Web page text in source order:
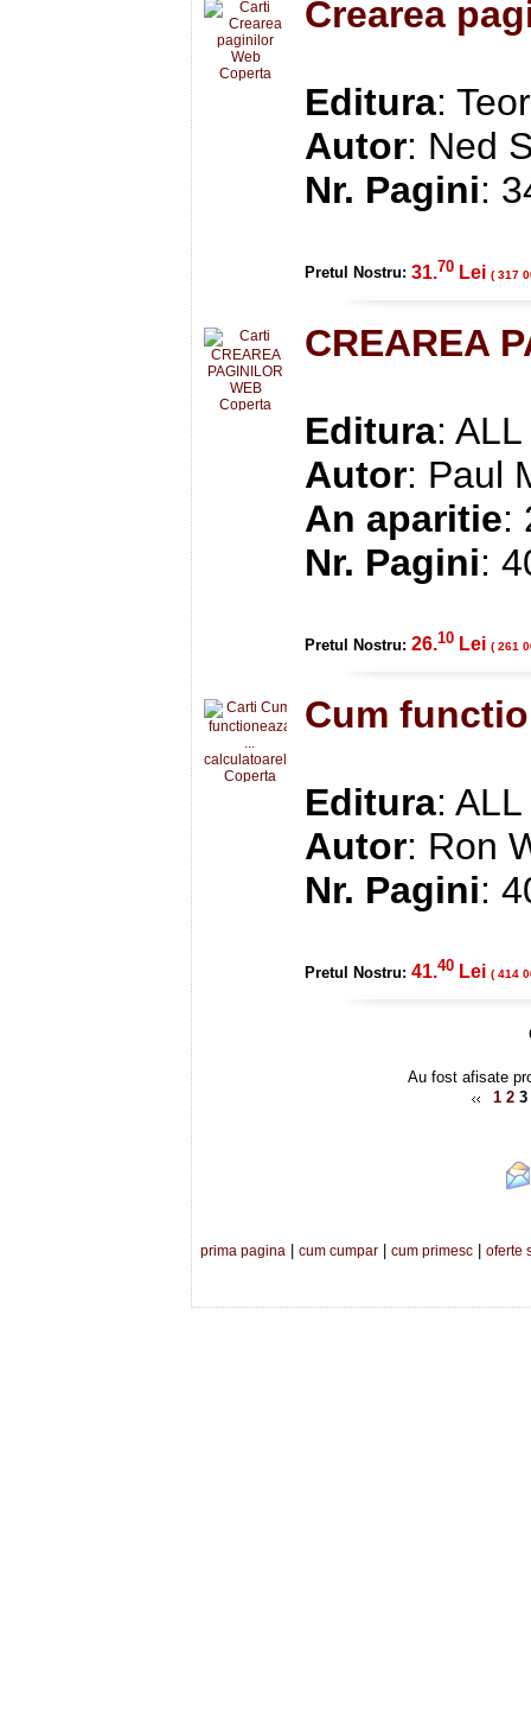
Crearea
Editura:
Autor: Ned
Nr. Pagini:
Pretul Nostru: 31.70 Lei ( 317
CREAREA
Editura: ALL
Autor: Paul
An aparitie:
Nr. Pagini:
Pretul Nostru: 26.10 Lei ( 261
Cum
Editura: ALL
Autor: Ron
Nr. Pagini:
Pretul Nostru: 41.40 Lei ( 414
Au fost afisate
1 2 3
prima pagina cum cumpar cum primesc oferte